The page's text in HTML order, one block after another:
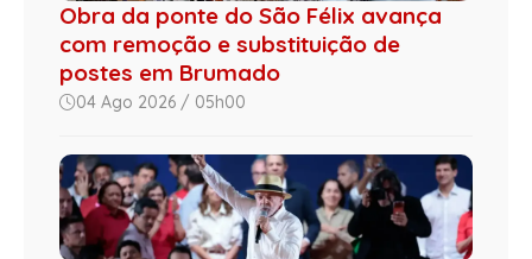
Obra da ponte do São Félix avança
com remoção e substituição de
postes em Brumado
04 Ago 2026 / 05h00